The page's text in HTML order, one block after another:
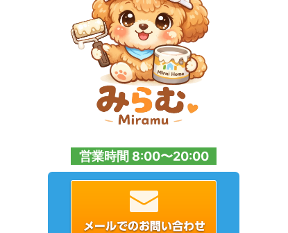
営業時間 8:00〜20:00